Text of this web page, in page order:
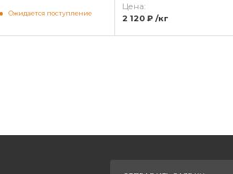
Ожидается поступление
Цена:
2 120 ₽ /кг